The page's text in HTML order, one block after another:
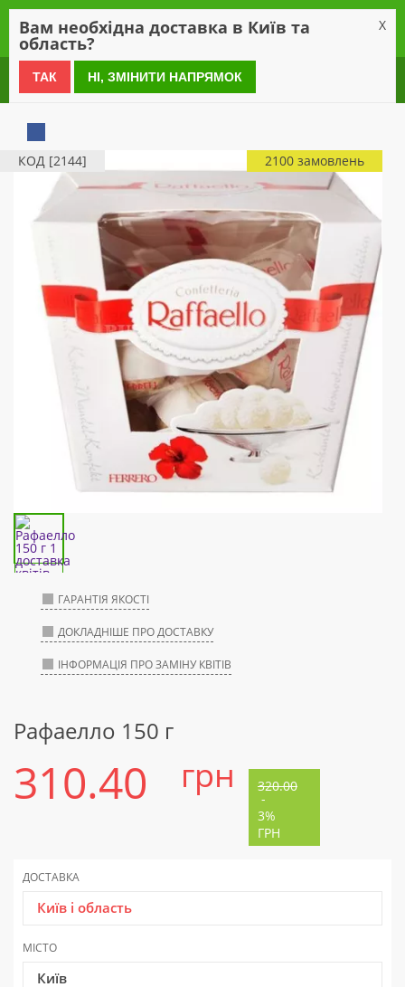
0 800 21 54 55
КОД [2144] 2100 замовлень
ГАРАНТІЯ ЯКОСТІ
ДОКЛАДНІШЕ ПРО ДОСТАВКУ
ІНФОРМАЦІЯ ПРО ЗАМІНУ КВІТІВ
Рафаелло 150 г
310.40 грн 320.00
-
3%
ГРН
ДОСТАВКА
Київ і область
МІСТО
Київ
Вам необхідна доставка в Київ та
область?
X
ТАК НІ, ЗМІНИТИ НАПРЯМОК